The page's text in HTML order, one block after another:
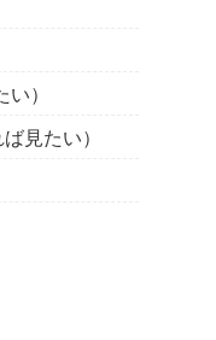
）
見たい）